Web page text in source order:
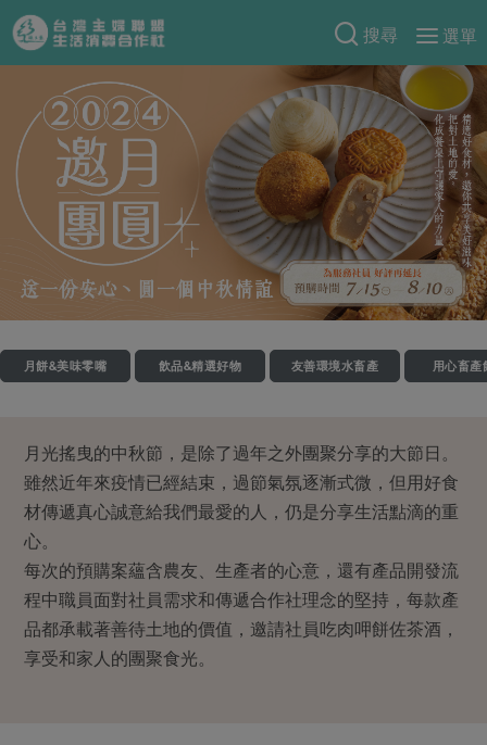
搜尋
選單
產品分類
當季蔬果
一籃菜 當令水果
芽苗類 蕈菇類
辛香料類
蛋 乳製品
豆製品 米麵雜糧
肉品・水產
畜產肉類 水產
水畜加工品
調理食材・點心
調味醬料/南北貨 烘焙
食譜料理
食材
米食
肉食
常備菜
蛋料理
料理方式
烘焙．點心
醬料
湯品．鍋物
特別企畫
預購活動
把最好的台灣味帶回家！
防災用品預購圓滿結束
2026年端午節預購圓滿結束
當季產品
合作25-經典快閃最後一週
合作25-精選產品第四彈
合作25-精選產品第三彈
更多當季產品
綠主張
觀點文章
社內大小事 合作聯合國
樂齡生活 親子食育
廚房瑜伽
關注議題
減硝酸鹽 惜食
非基改運動 支持本土農糧
關於合作社
認識合作社
員工與求才
產品檢驗
自主把關
檢驗報告
硝酸鹽檢驗
重要公告
月餅&美味零嘴 飲品&精選好物 友善環境水畜產 用心畜產
月光搖曳的中秋節，是除了過年之外團聚分享的大節日。
雖然近年來疫情已經結束，過節氣氛逐漸式微，但用好食
材傳遞真心誠意給我們最愛的人，仍是分享生活點滴的重
心。
每次的預購案蘊含農友、生產者的心意，還有產品開發流
程中職員面對社員需求和傳遞合作社理念的堅持，每款產
品都承載著善待土地的價值，邀請社員吃肉呷餅佐茶酒，
享受和家人的團聚食光。